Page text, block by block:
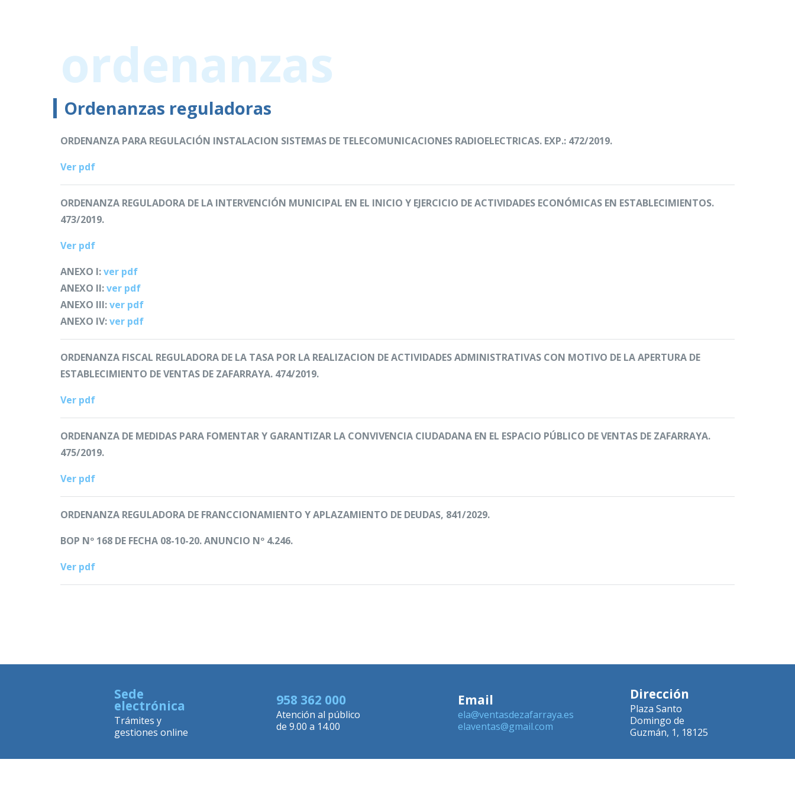
ordenanzas
Ordenanzas reguladoras
ORDENANZA PARA REGULACIÓN INSTALACION SISTEMAS DE TELECOMUNICACIONES RADIOELECTRICAS. EXP.: 472/2019.
Ver pdf
ORDENANZA REGULADORA DE LA INTERVENCIÓN MUNICIPAL EN EL INICIO Y EJERCICIO DE ACTIVIDADES ECONÓMICAS EN ESTABLECIMIENTOS.
473/2019.
Ver pdf
ANEXO I:ver pdf
ANEXO II:ver pdf
ANEXO III:ver pdf
ANEXO IV:ver pdf
ORDENANZA FISCAL REGULADORA DE LA TASA POR LA REALIZACION DE ACTIVIDADES ADMINISTRATIVAS CON MOTIVO DE LA APERTURA DE
ESTABLECIMIENTO DE VENTAS DE ZAFARRAYA. 474/2019.
Ver pdf
ORDENANZA DE MEDIDAS PARA FOMENTAR Y GARANTIZAR LA CONVIVENCIA CIUDADANA EN EL ESPACIO PÚBLICO DE VENTAS DE ZAFARRAYA.
475/2019.
Ver pdf
ORDENANZA REGULADORA DE FRANCCIONAMIENTO Y APLAZAMIENTO DE DEUDAS, 841/2029.
BOP Nº 168 DE FECHA 08-10-20. ANUNCIO Nº 4.246.
Ver pdf
Sede
electrónica
Trámites y
gestiones online
958 362 000
Atención al público
de 9.00 a 14.00
Email
ela@ventasdezafarraya.es
elaventas@gmail.com
Dirección
Plaza Santo
Domingo de
Guzmán, 1, 18125